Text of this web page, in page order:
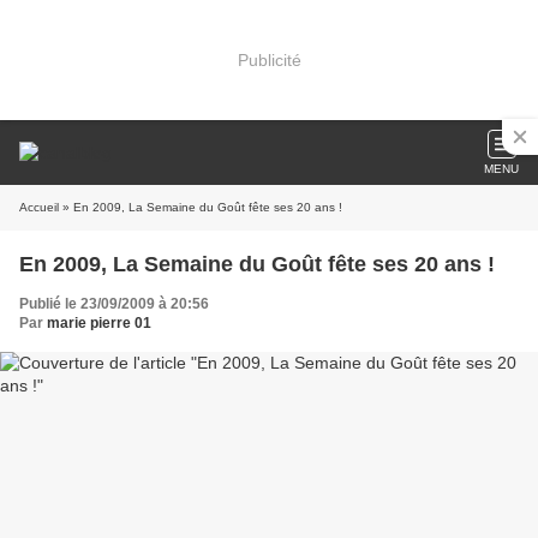
Publicité
MENU
Accueil » En 2009, La Semaine du Goût fête ses 20 ans !
En 2009, La Semaine du Goût fête ses 20 ans !
Publié le 23/09/2009 à 20:56
Par marie pierre 01